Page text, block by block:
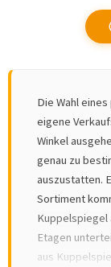
Die Wahl
eigene
Winkel
genau zu
auszustatten.
Sortiment
Kuppelspiegel
Etagen
aus